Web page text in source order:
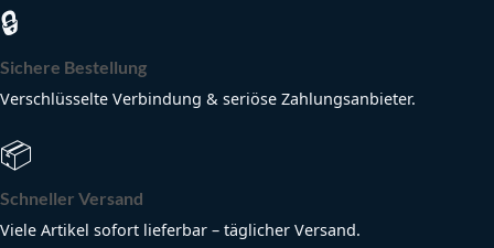
🔒
Sichere Bestellung
Verschlüsselte Verbindung & seriöse Zahlungsanbieter.
📦
Schneller Versand
Viele Artikel sofort lieferbar – täglicher Versand.